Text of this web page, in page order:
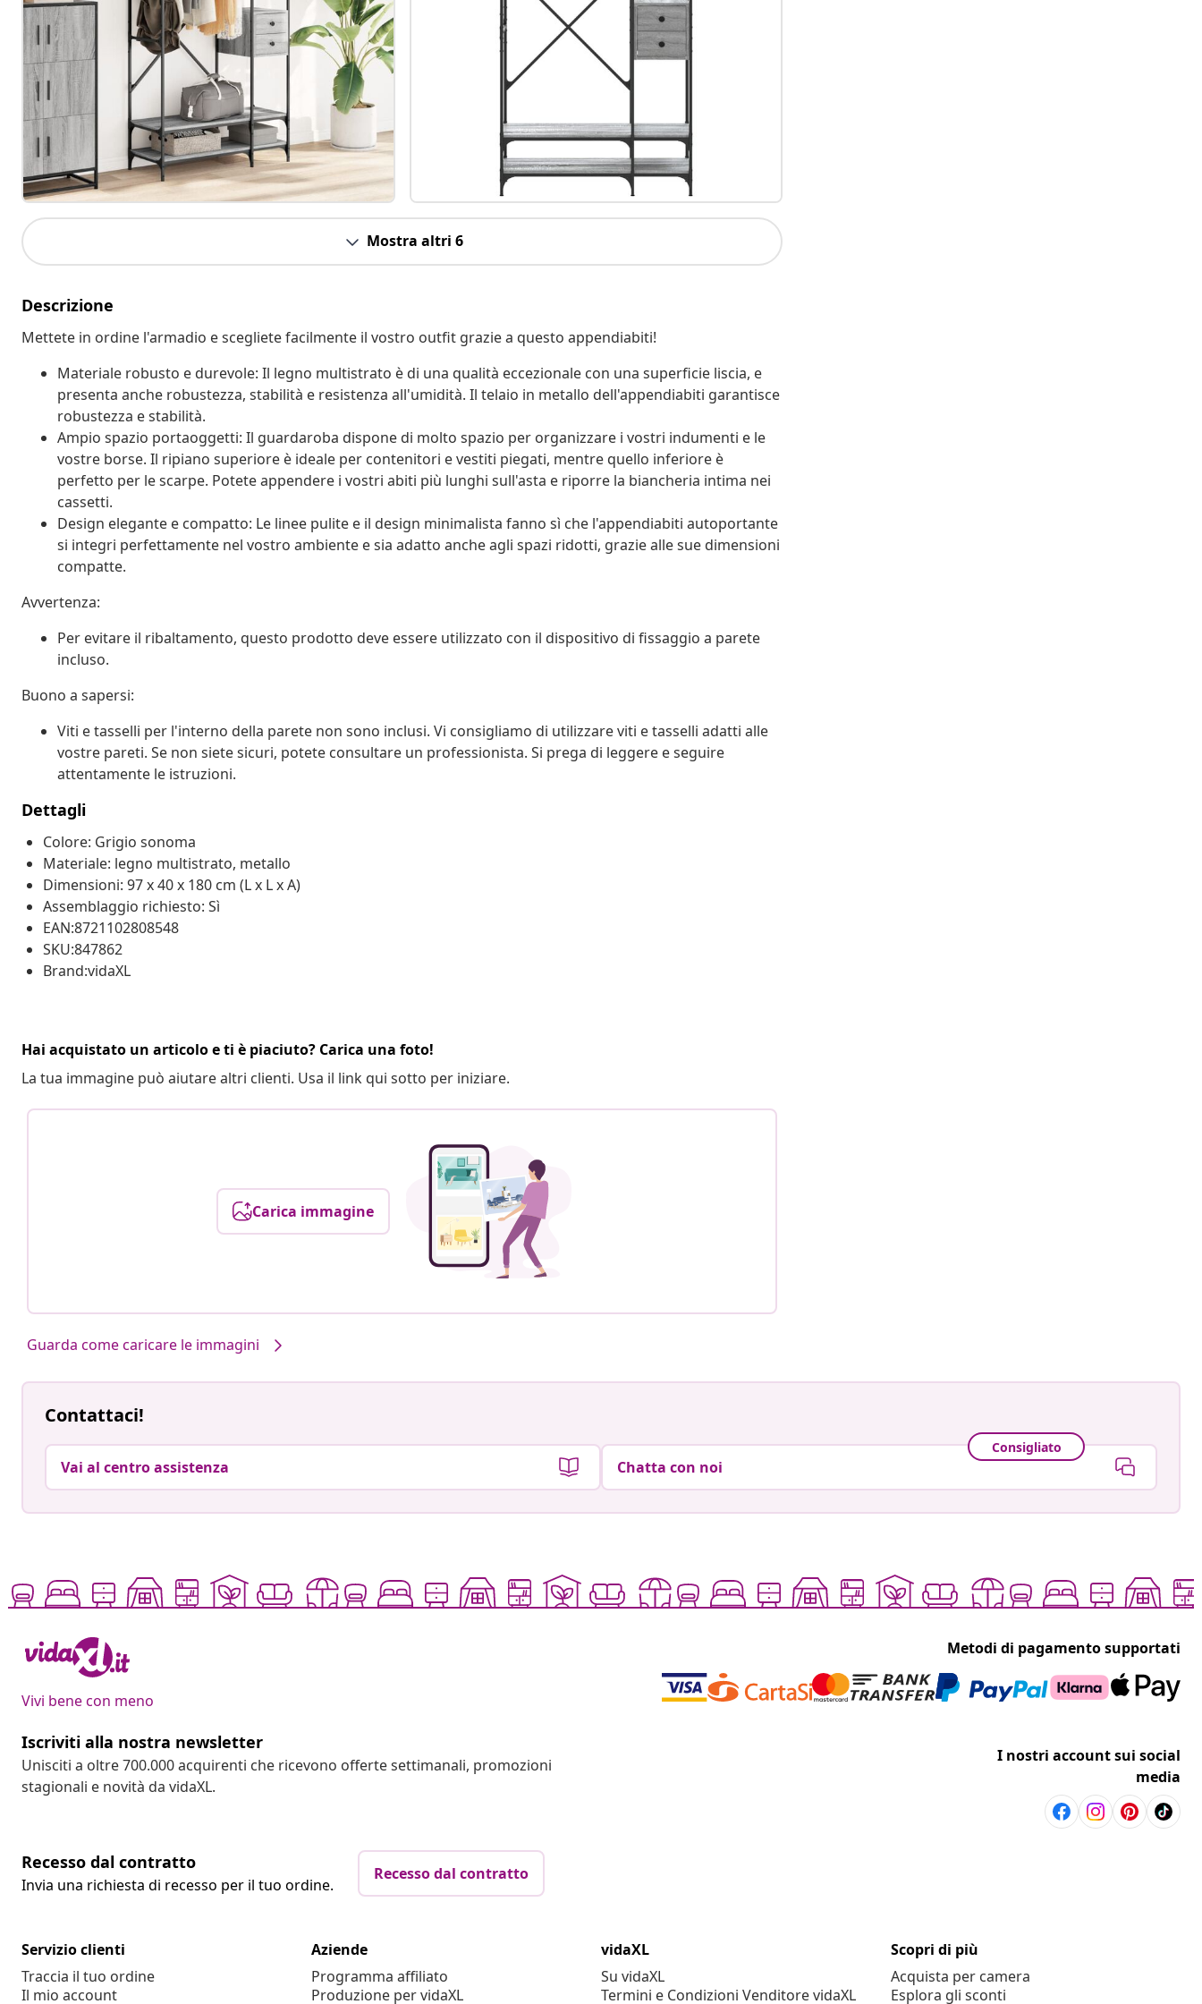
Mostra altri 6
Descrizione
Mettete in ordine l'armadio e scegliete facilmente il vostro outfit grazie a questo appendiabiti!
Materiale robusto e durevole: Il legno multistrato è di una qualità eccezionale con una superficie liscia, e
presenta anche robustezza, stabilità e resistenza all'umidità. Il telaio in metallo dell'appendiabiti garantisce
robustezza e stabilità.
Ampio spazio portaoggetti: Il guardaroba dispone di molto spazio per organizzare i vostri indumenti e le
vostre borse. Il ripiano superiore è ideale per contenitori e vestiti piegati, mentre quello inferiore è
perfetto per le scarpe. Potete appendere i vostri abiti più lunghi sull'asta e riporre la biancheria intima nei
cassetti.
Design elegante e compatto: Le linee pulite e il design minimalista fanno sì che l'appendiabiti autoportante
si integri perfettamente nel vostro ambiente e sia adatto anche agli spazi ridotti, grazie alle sue dimensioni
compatte.
Avvertenza:
Per evitare il ribaltamento, questo prodotto deve essere utilizzato con il dispositivo di fissaggio a parete
incluso.
Buono a sapersi:
Viti e tasselli per l'interno della parete non sono inclusi. Vi consigliamo di utilizzare viti e tasselli adatti alle
vostre pareti. Se non siete sicuri, potete consultare un professionista. Si prega di leggere e seguire
attentamente le istruzioni.
Dettagli
Colore: Grigio sonoma
Materiale: legno multistrato, metallo
Dimensioni: 97 x 40 x 180 cm (L x L x A)
Assemblaggio richiesto: Sì
EAN:8721102808548
SKU:847862
Brand:vidaXL
Hai acquistato un articolo e ti è piaciuto? Carica una foto!
La tua immagine può aiutare altri clienti. Usa il link qui sotto per iniziare.
Carica immagine
Guarda come caricare le immagini
Contattaci!
Vai al centro assistenza
Consigliato
Chatta con noi
Vivi bene con meno
Metodi di pagamento supportati
Iscriviti alla nostra newsletter
Unisciti a oltre 700.000 acquirenti che ricevono offerte settimanali, promozioni
stagionali e novità da vidaXL.
I nostri account sui social
media
Recesso dal contratto
Invia una richiesta di recesso per il tuo ordine.
Recesso dal contratto
Servizio clienti
Traccia il tuo ordine
Il mio account
Aziende
Programma affiliato
Produzione per vidaXL
vidaXL
Su vidaXL
Termini e Condizioni Venditore vidaXL
Scopri di più
Acquista per camera
Esplora gli sconti